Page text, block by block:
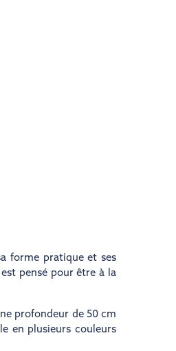
forme pratique et ses
pensé pour être à la
profondeur de 50 cm
en plusieurs couleurs